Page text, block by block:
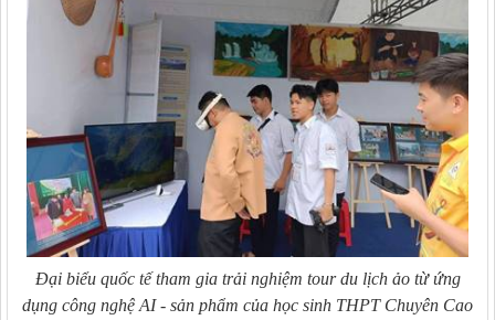
Đại biểu quốc tế tham gia trải nghiệm tour du lịch ảo từ ứng
dụng công nghệ AI - sản phẩm của học sinh THPT Chuyên Cao